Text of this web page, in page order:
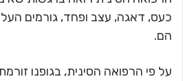
כעס, דאגה, עצב ופחד, גורמים
הם.